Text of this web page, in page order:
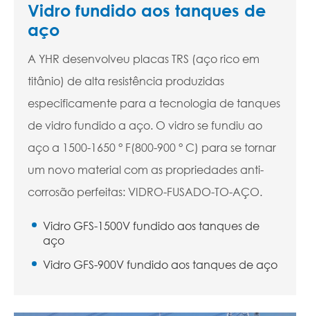
Vidro fundido aos tanques de
aço
A YHR desenvolveu placas TRS (aço rico em
titânio) de alta resistência produzidas
especificamente para a tecnologia de tanques
de vidro fundido a aço. O vidro se fundiu ao
aço a 1500-1650 ° F(800-900 ° C) para se tornar
um novo material com as propriedades anti-
corrosão perfeitas: VIDRO-FUSADO-TO-AÇO.
Vidro GFS-1500V fundido aos tanques de
aço
Vidro GFS-900V fundido aos tanques de aço